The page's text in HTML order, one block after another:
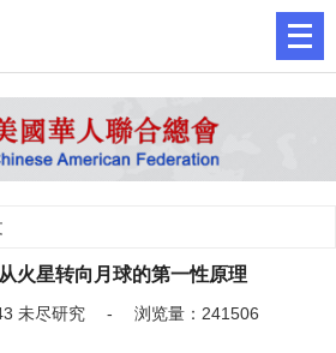
火星转向月球的第一性原理
未尽研究 - 浏览量：241506